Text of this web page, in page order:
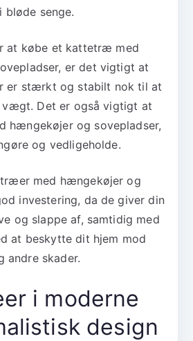
bløde senge.
at købe et kattetræ med
er det vigtigt at
er stærkt og stabilt nok til at
Det er også vigtigt at
og sovepladser,
og vedligeholde.
med hængekøjer og
investering, da de giver din
og slappe af, samtidig med
at beskytte dit hjem mod
andre skader.
i moderne
design